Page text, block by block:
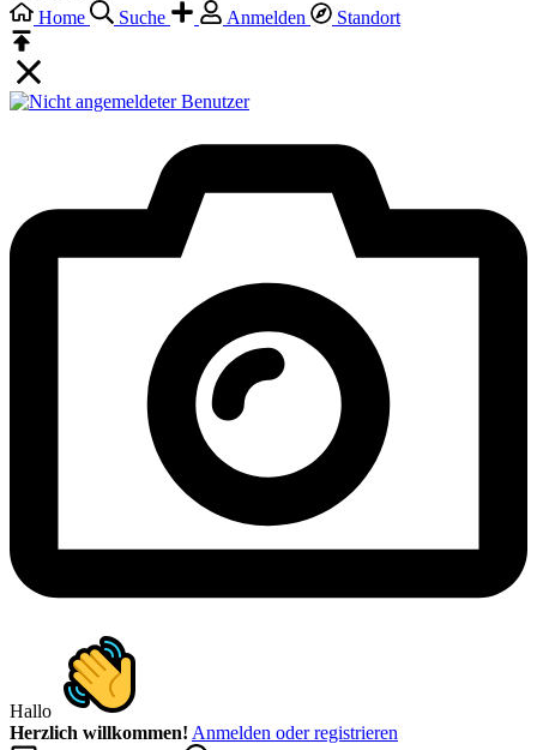
Home
Suche Anmelden Standort
Hallo
Herzlich willkommen! Anmelden oder registrieren